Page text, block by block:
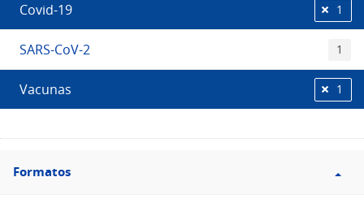
Covid-19 1
SARS-CoV-2 1
Vacunas 1
Filtro
Formatos
Formatos